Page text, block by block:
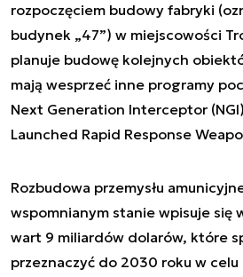
rozpoczęciem budowy fabryki
budynek „47”) w miejscowości
planuje budowę kolejnych
mają wesprzeć inne programy
Next Generation Interceptor
Launched Rapid Response
Rozbudowa przemysłu
wspomnianym stanie wpisuje się
wart 9 miliardów dolarów, które
przeznaczyć do 2030 roku w celu